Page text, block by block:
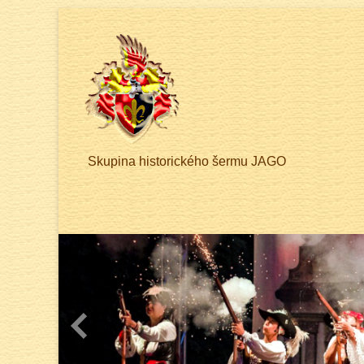
Skupina historického šermu JAGO
Previous